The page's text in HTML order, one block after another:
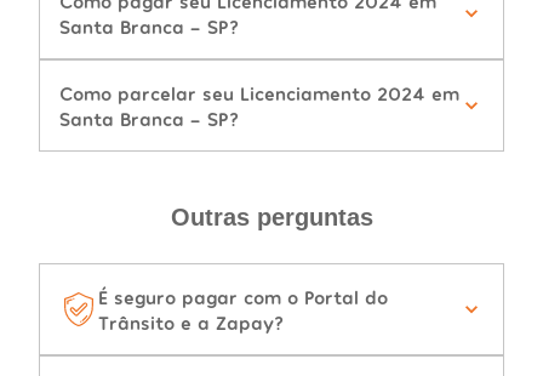
Santa Branca - SP?
Como parcelar seu Licenciamento 2024 em
Santa Branca - SP?
Outras perguntas
É seguro pagar com o Portal do
Trânsito e a Zapay?